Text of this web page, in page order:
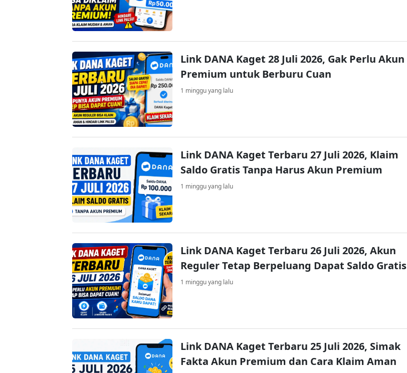
Link DANA Kaget 28 Juli 2026, Gak Perlu Akun
Premium untuk Berburu Cuan
1 minggu yang lalu
Link DANA Kaget Terbaru 27 Juli 2026, Klaim
Saldo Gratis Tanpa Harus Akun Premium
1 minggu yang lalu
Link DANA Kaget Terbaru 26 Juli 2026, Akun
Reguler Tetap Berpeluang Dapat Saldo Gratis
1 minggu yang lalu
Link DANA Kaget Terbaru 25 Juli 2026, Simak
Fakta Akun Premium dan Cara Klaim Aman